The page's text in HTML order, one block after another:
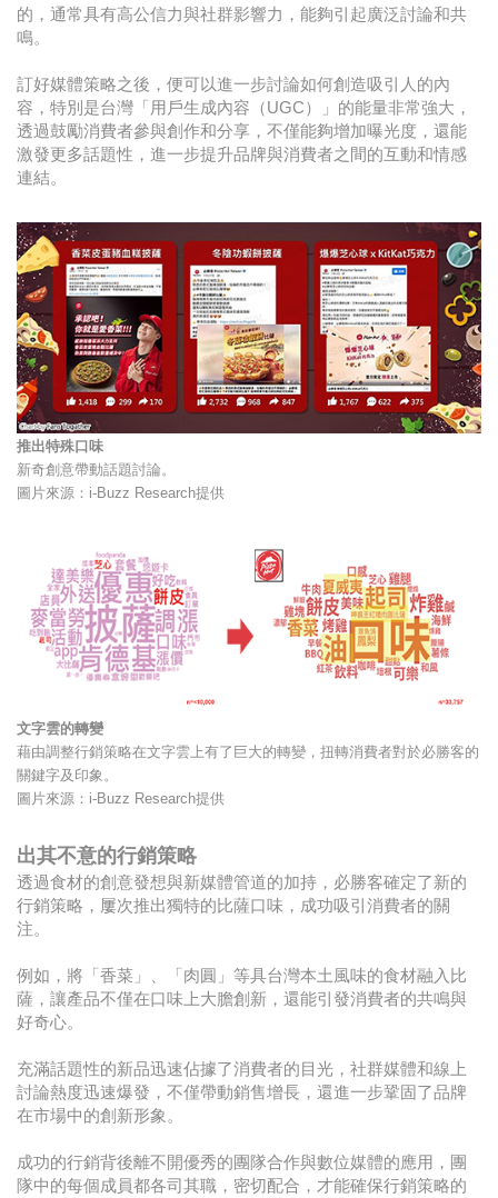
的，通常具有高公信力與社群影響力，能夠引起廣泛討論和共
鳴。
訂好媒體策略之後，便可以進一步討論如何創造吸引人的內
容，特別是台灣「用戶生成內容（UGC）」的能量非常強大，
透過鼓勵消費者參與創作和分享，不僅能夠增加曝光度，還能
激發更多話題性，進一步提升品牌與消費者之間的互動和情感
連結。
推出特殊口味
新奇創意帶動話題討論。
圖片來源：i-Buzz Research提供
文字雲的轉變
藉由調整行銷策略在文字雲上有了巨大的轉變，扭轉消費者對於必勝客的
關鍵字及印象。
圖片來源：i-Buzz Research提供
出其不意的行銷策略
透過食材的創意發想與新媒體管道的加持，必勝客確定了新的
行銷策略，屢次推出獨特的比薩口味，成功吸引消費者的關
注。
例如，將「香菜」、「肉圓」等具台灣本土風味的食材融入比
薩，讓產品不僅在口味上大膽創新，還能引發消費者的共鳴與
好奇心。
充滿話題性的新品迅速佔據了消費者的目光，社群媒體和線上
討論熱度迅速爆發，不僅帶動銷售增長，還進一步鞏固了品牌
在市場中的創新形象。
成功的行銷背後離不開優秀的團隊合作與數位媒體的應用，團
隊中的每個成員都各司其職，密切配合，才能確保行銷策略的